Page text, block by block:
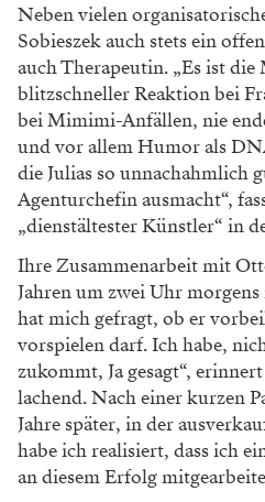
Neben vielen
Sobieszek auch stets ein
auch Therapeutin. „Es ist die
blitzschneller Reaktion bei
bei Mimimi-Anfällen, nie
und vor allem Humor als
die Julias so unnachahmlich
Agenturchefin ausmacht“,
„dienstältester Künstler“ in
Ihre Zusammenarbeit mit
Jahren um zwei Uhr
hat mich gefragt, ob er
vorspielen darf. Ich habe,
zukommt, Ja gesagt“,
lachend. Nach einer kurzen
Jahre später, in der
habe ich realisiert, dass ich
an diesem Erfolg